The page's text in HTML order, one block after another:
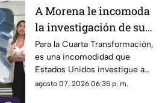
A Morena le incomoda
la investigación de sus
funcionarios por parte
de EU
Para la Cuarta Transformación,
es una incomodidad que
Estados Unidos investigue a
sus políticos y que lo haga
agosto 07, 2026 06:35 p. m.